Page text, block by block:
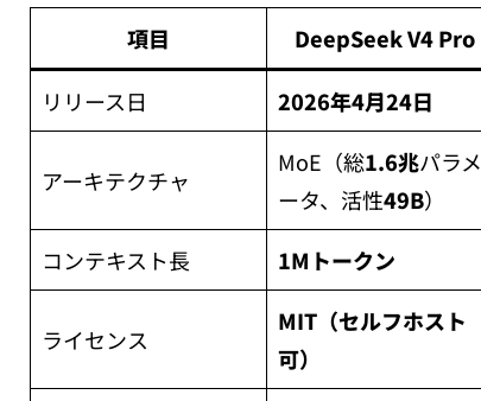
項目 DeepSeek V4 Pro
リリース日 2026年4月24日
アーキテクチャ
MoE（総1.6兆パラメ
ータ、活性49B）
コンテキスト長 1Mトークン
ライセンス
MIT（セルフホスト
可）